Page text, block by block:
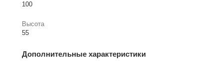
100
Высота
55
Дополнительные характеристики